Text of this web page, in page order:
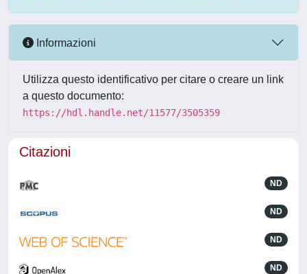
Informazioni
Utilizza questo identificativo per citare o creare un link
a questo documento:
https://hdl.handle.net/11577/3505359
Citazioni
ND
ND
ND
ND